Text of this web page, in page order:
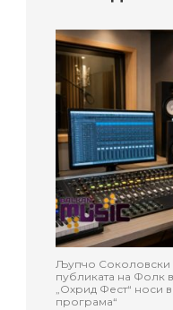
Љупчо Соколовски
публиката на Фолк
„Охрид Фест“ носи
програма“